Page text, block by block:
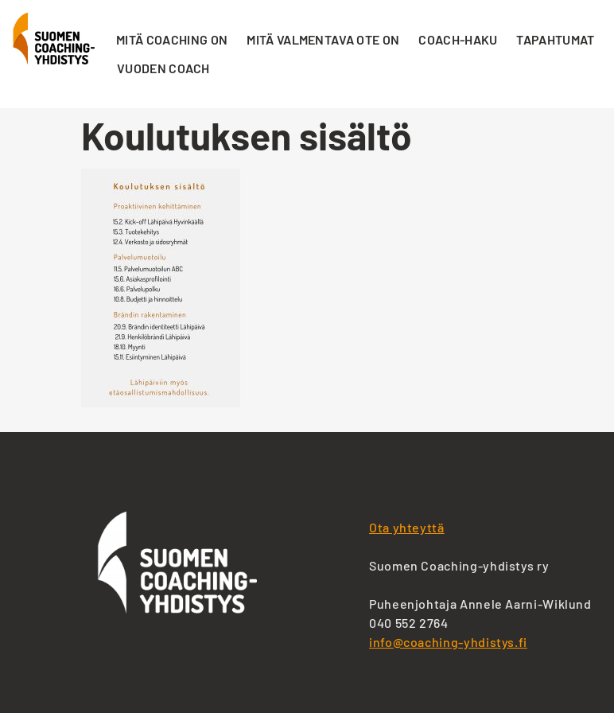
MITÄ COACHING ON MITÄ VALMENTAVA OTE ON COACH-HAKU TAPAHTUMAT
VUODEN COACH
Koulutuksen sisältö
Ota yhteyttä
Suomen Coaching-yhdistys ry
Puheenjohtaja Annele Aarni-Wiklund
040 552 2764
info@coaching-yhdistys.fi